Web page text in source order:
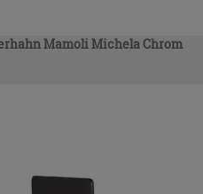
Mamoli Michela Chrom